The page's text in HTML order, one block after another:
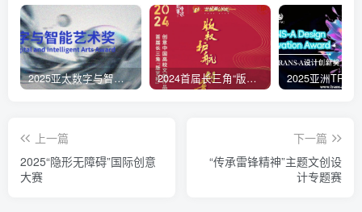
2025亚太数字与智能艺术奖 2024首届长三角“版艺杯”创意中国 高校文创作品设计大赛
上一篇
2025“隐形无障碍”国际创意
大赛
下一篇
“传承雷锋精神”主题文创设
计专题赛